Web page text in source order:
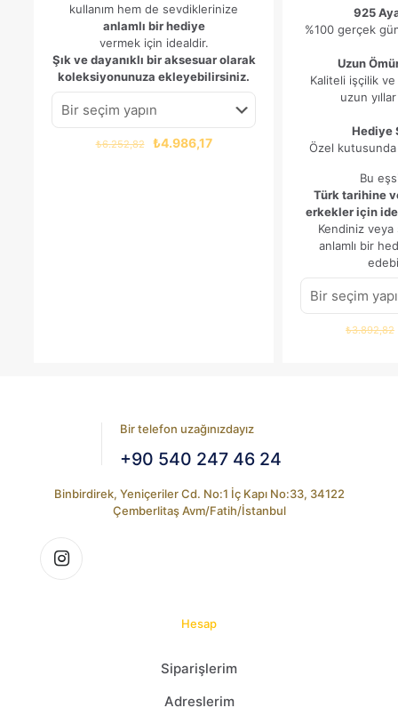
kullanım hem de sevdiklerinize
anlamlı bir hediye
vermek için idealdir.
Şık ve dayanıklı bir aksesuar olarak
koleksiyonunuza ekleyebilirsiniz.
₺6.252,82
Orijinal
₺4.986,17Şu
925
%100 gerçek
Uzun
Kaliteli işçilik ve
uzun
Hediye
Özel
Bu
Türk tarihine
erkekler için
Kendiniz
anlamlı bir
₺3.892,82
Bir telefon uzağınızdayız
+90 540 247 46 24
Binbirdirek, Yeniçeriler Cd. No:1 İç Kapı No:33, 34122
Çemberlitaş Avm/Fatih/İstanbul
Hesap
Siparişlerim
Adreslerim